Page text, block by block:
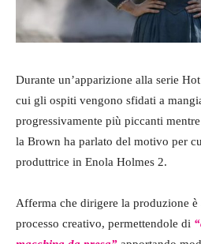
Durante un’apparizione alla serie
cui gli ospiti vengono sfidati a
progressivamente più piccanti
la Brown ha parlato del motivo per
produttrice in Enola Holmes 2.
Afferma che dirigere la produzione è
processo creativo, permettendole di